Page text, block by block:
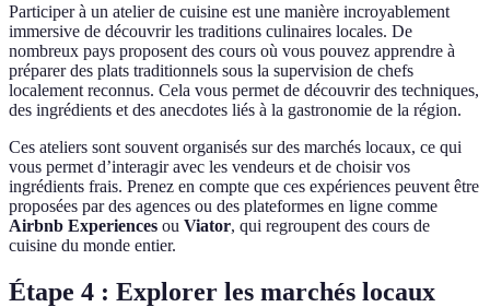
Participer à un atelier de cuisine est une manière incroyablement
immersive de découvrir les traditions culinaires locales. De
nombreux pays proposent des cours où vous pouvez apprendre à
préparer des plats traditionnels sous la supervision de chefs
localement reconnus. Cela vous permet de découvrir des techniques,
des ingrédients et des anecdotes liés à la gastronomie de la région.
Ces ateliers sont souvent organisés sur des marchés locaux, ce qui
vous permet d’interagir avec les vendeurs et de choisir vos
ingrédients frais. Prenez en compte que ces expériences peuvent être
proposées par des agences ou des plateformes en ligne comme
Airbnb Experiences ou Viator, qui regroupent des cours de
cuisine du monde entier.
Étape 4 : Explorer les marchés locaux